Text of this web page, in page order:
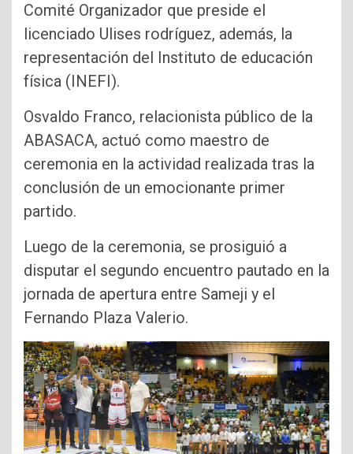
Comité Organizador que preside el
licenciado Ulises rodríguez, además, la
representación del Instituto de educación
física (INEFI).
Osvaldo Franco, relacionista público de la
ABASACA, actuó como maestro de
ceremonia en la actividad realizada tras la
conclusión de un emocionante primer
partido.
Luego de la ceremonia, se prosiguió a
disputar el segundo encuentro pautado en la
jornada de apertura entre Sameji y el
Fernando Plaza Valerio.